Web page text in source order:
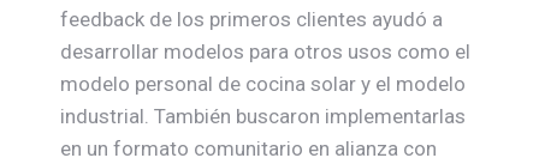
feedback de los primeros clientes ayudó a
desarrollar modelos para otros usos como el
modelo personal de cocina solar y el modelo
industrial. También buscaron implementarlas
en un formato comunitario en alianza con